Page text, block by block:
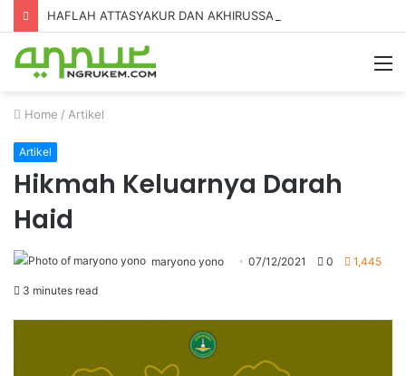
Home / Artikel
Artikel
Hikmah Keluarnya Darah
Haid
maryono yono 07/12/2021 0 1,445
3 minutes read